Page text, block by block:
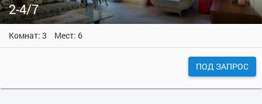
2-4/7
Комнат: 3 Мест: 6
ПОД ЗАПРОС